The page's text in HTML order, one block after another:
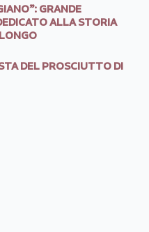
GRANDE
ALLA STORIA
DEL PROSCIUTTO DI